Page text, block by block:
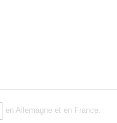
en Allemagne et en France.